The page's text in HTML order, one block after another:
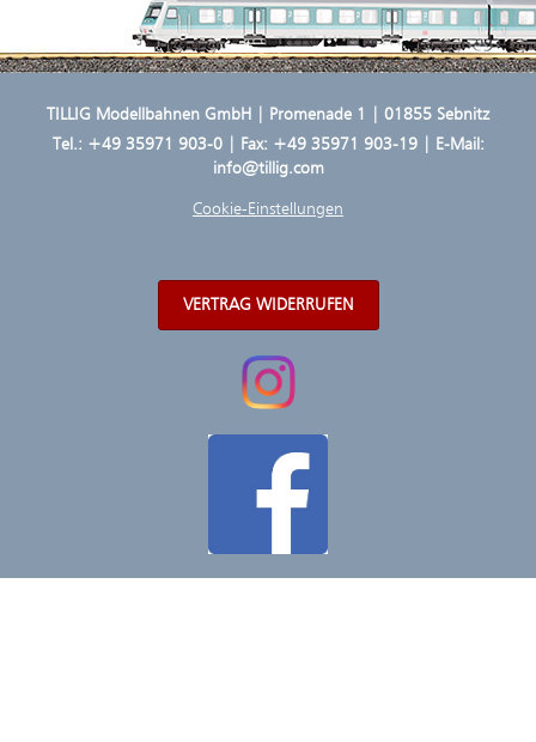
TILLIG Modellbahnen GmbH | Promenade 1 | 01855 Sebnitz
Tel.: +49 35971 903-0| Fax: +49 35971 903-19 | E-Mail:
info@tillig.com
Cookie-Einstellungen
VERTRAG WIDERRUFEN